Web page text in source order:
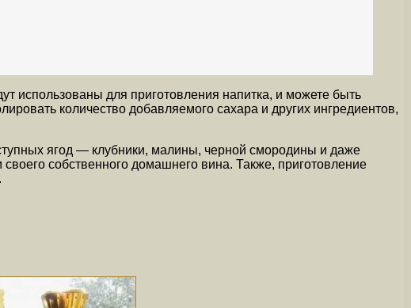
использованы для приготовления напитка, и можете быть
количество добавляемого сахара и других ингредиентов,
ягод — клубники, малины, черной смородины и даже
собственного домашнего вина. Также, приготовление